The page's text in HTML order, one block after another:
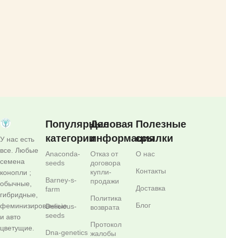
У нас есть
все. Любые
семена
конопли ;
обычные,
гибридные,
феминизированные
и авто
цветущие.
Популярные
категории
Anaconda-
seeds
Barney-s-
farm
Delicious-
seeds
Dna-genetics
Деловая
информация
Отказ от
договора
купли-
продажи
Политика
возврата
Протокол
жалобы
Полезные
ссылки
О нас
Контакты
Доставка
Блог